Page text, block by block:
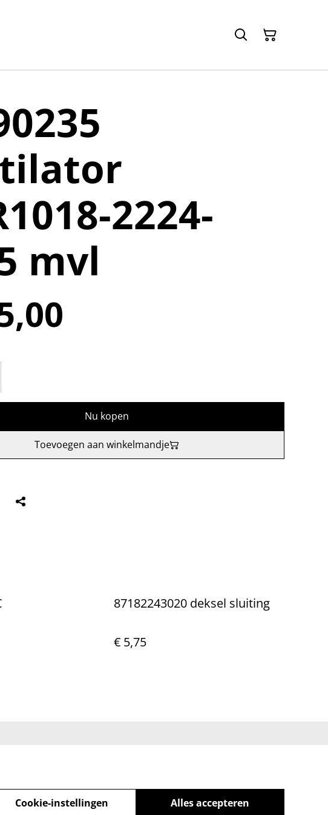
2224-
mvl
Nu kopen
Toevoegen aan winkelmandje
87182243020 deksel sluiting
€ 5,75
Alles accepteren
Cookie-instellingen